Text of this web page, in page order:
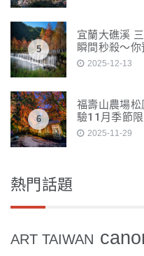
5
宜蘭大礁溪
瞬間秒殺～你
2025-12-13
6
福壽山農場
驗11月季節限
2025-11-29
熱門話題
ART TAIWAN